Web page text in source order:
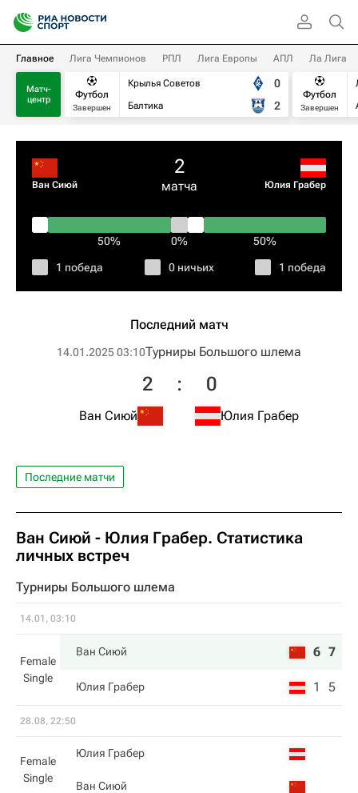
Главное Лига Чемпионов РПЛ Лига Европы АПЛ Ла Лига
Матч-
центр
Футбол
Завершен
Крылья Советов
Балтика
0
2
Футбол
Завершен
Ван Сиюй
2
матча Юлия Грабер
50% 0% 50%
1 победа 0 ничьих 1 победа
Последний матч
14.01.2025 03:10Турниры Большого шлема
Ван Сиюй
2 : 0
Юлия Грабер
Последние матчи
Ван Сиюй - Юлия Грабер. Статистика
личных встреч
Турниры Большого шлема
14.01, 03:10
Female
Single
Ван Сиюй 6 7
Юлия Грабер 1 5
28.08, 22:50
Female
Single
Юлия Грабер
Ван Сиюй